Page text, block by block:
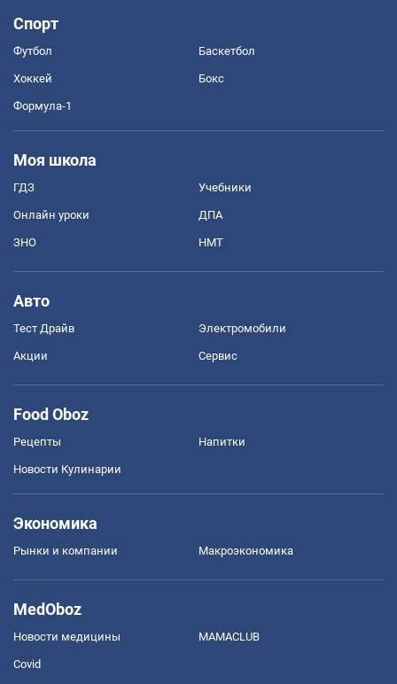
Спорт
Футбол Баскетбол
Хоккей Бокс
Формула-1
Моя школа
ГДЗ Учебники
Онлайн уроки ДПА
ЗНО НМТ
Авто
Тест Драйв Электромобили
Акции Сервис
Food Oboz
Рецепты Напитки
Новости Кулинарии
Экономика
Рынки и компании Mакроэкономика
MedOboz
Новости медицины MAMACLUB
Covid